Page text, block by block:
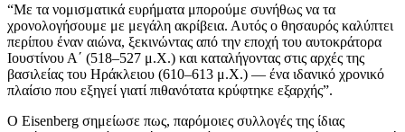
“Με τα νομισματικά ευρήματα μπορούμε συνήθως να τα
χρονολογήσουμε με μεγάλη ακρίβεια. Αυτός ο θησαυρός καλύπτει
περίπου έναν αιώνα, ξεκινώντας από την εποχή του αυτοκράτορα
Ιουστίνου Α΄ (518–527 μ.Χ.) και καταλήγοντας στις αρχές της
βασιλείας του Ηράκλειου (610–613 μ.Χ.) — ένα ιδανικό χρονικό
πλαίσιο που εξηγεί γιατί πιθανότατα κρύφτηκε εξαρχής”.
Ο Eisenberg σημείωσε πως, παρόμοιες συλλογές της ίδιας